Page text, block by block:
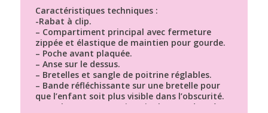
Caractéristiques techniques :
-Rabat à clip.
– Compartiment principal avec fermeture
zippée et élastique de maintien pour gourde.
– Poche avant plaquée.
– Anse sur le dessus.
– Bretelles et sangle de poitrine réglables.
– Bande réfléchissante sur une bretelle pour
que l’enfant soit plus visible dans l’obscurité.
– Emplacement pour inscrire les coordonnées.